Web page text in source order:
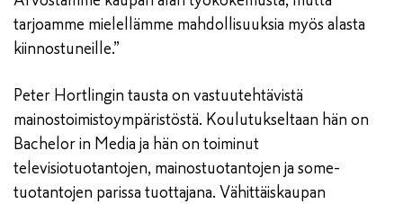
tarjoamme mielellämme mahdollisuuksia myös alasta
kiinnostuneille.”
Peter Hortlingin tausta on vastuutehtävistä
mainostoimistoympäristöstä. Koulutukseltaan hän on
Bachelor in Media ja hän on toiminut
televisiotuotantojen, mainostuotantojen ja some-
tuotantojen parissa tuottajana. Vähittäiskaupan